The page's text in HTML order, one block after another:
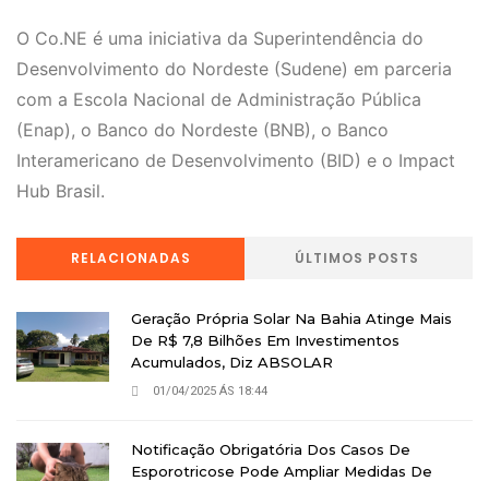
O Co.NE é uma iniciativa da Superintendência do
Desenvolvimento do Nordeste (Sudene) em parceria
com a Escola Nacional de Administração Pública
(Enap), o Banco do Nordeste (BNB), o Banco
Interamericano de Desenvolvimento (BID) e o Impact
Hub Brasil.
RELACIONADAS ÚLTIMOS POSTS
Geração Própria Solar Na Bahia Atinge Mais
De R$ 7,8 Bilhões Em Investimentos
Acumulados, Diz ABSOLAR
01/04/2025 ÁS 18:44
Notificação Obrigatória Dos Casos De
Esporotricose Pode Ampliar Medidas De